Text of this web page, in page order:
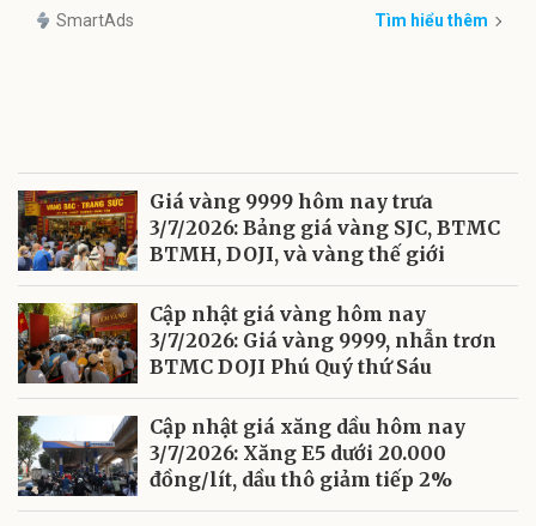
SmartAds Tìm hiểu thêm
Giá vàng 9999 hôm nay trưa
3/7/2026: Bảng giá vàng SJC, BTMC
BTMH, DOJI, và vàng thế giới
Cập nhật giá vàng hôm nay
3/7/2026: Giá vàng 9999, nhẫn trơn
BTMC DOJI Phú Quý thứ Sáu
Cập nhật giá xăng dầu hôm nay
3/7/2026: Xăng E5 dưới 20.000
đồng/lít, dầu thô giảm tiếp 2%